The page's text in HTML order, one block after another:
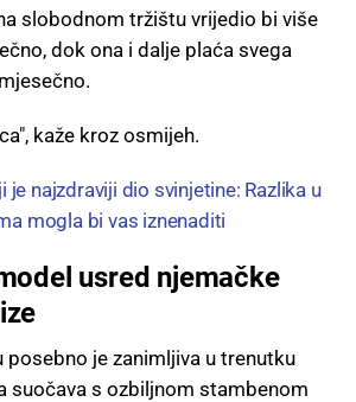
slobodnom tržištu vrijedio bi više
dok ona i dalje plaća svega
kaže kroz osmijeh.
najzdraviji dio svinjetine: Razlika u
mogla bi vas iznenaditi
usred njemačke
posebno je zanimljiva u trenutku
suočava s ozbiljnom stambenom